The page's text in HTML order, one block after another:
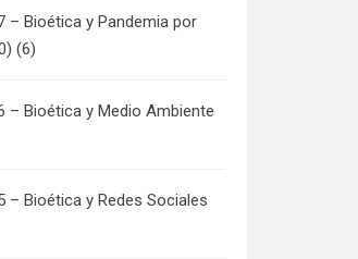
– Bioética y Pandemia por
(6)
– Bioética y Medio Ambiente
– Bioética y Redes Sociales